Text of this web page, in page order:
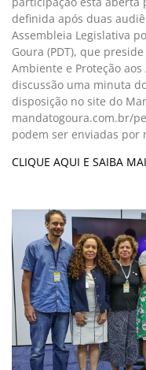
definida após duas
Assembleia Legislativa
Goura (PDT), que
Ambiente e Proteção
discussão uma minuta
disposição no site do
mandatogoura.com.br/
podem ser enviadas por
CLIQUE AQUI E SAIBA